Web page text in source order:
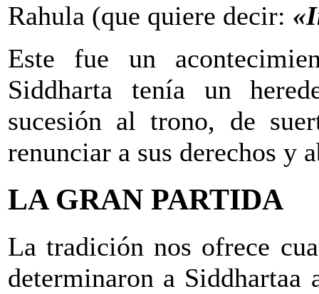
Rahula (que quiere decir:
Este fue un
Siddharta tenía un
sucesión al trono, de
renunciar a sus derechos y
LA GRAN PARTIDA
La tradición nos ofrece
determinaron a Siddhartaa